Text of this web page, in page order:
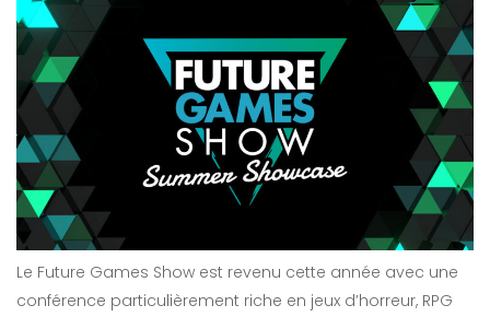
Le Future Games Show est revenu cette année avec une
conférence particulièrement riche en jeux d’horreur, RPG